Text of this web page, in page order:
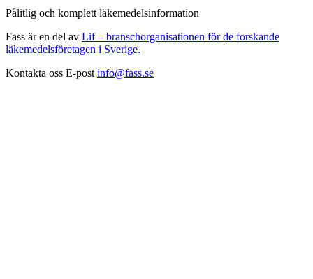
Pålitlig och komplett läkemedelsinformation
Fass är en del av Lif – branschorganisationen för de forskande
läkemedelsföretagen i Sverige.
Kontakta oss E-post info@fass.se